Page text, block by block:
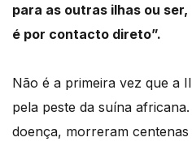
para as outras ilhas ou
é por contacto direto”.
Não é a primeira vez que a
pela peste da suína
doença, morreram